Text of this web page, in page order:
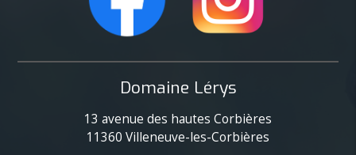
Domaine Lérys
13 avenue des hautes Corbières
11360 Villeneuve-les-Corbières